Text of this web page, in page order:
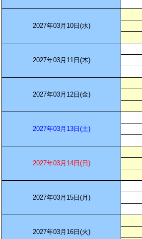
2027年03月10日(水)
2027年03月11日(木)
2027年03月12日(金)
2027年03月13日(土)
2027年03月14日(日)
2027年03月15日(月)
2027年03月16日(火)